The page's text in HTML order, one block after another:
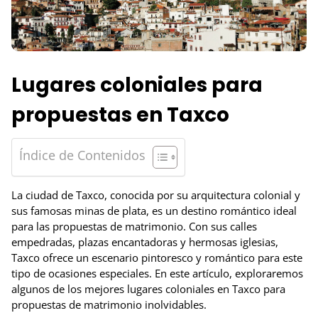
Lugares coloniales para
propuestas en Taxco
Índice de Contenidos
La ciudad de Taxco, conocida por su arquitectura colonial y
sus famosas minas de plata, es un destino romántico ideal
para las propuestas de matrimonio. Con sus calles
empedradas, plazas encantadoras y hermosas iglesias,
Taxco ofrece un escenario pintoresco y romántico para este
tipo de ocasiones especiales. En este artículo, exploraremos
algunos de los mejores lugares coloniales en Taxco para
propuestas de matrimonio inolvidables.